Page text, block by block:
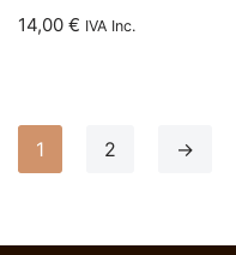
14,00 € IVA Inc.
1 2 →